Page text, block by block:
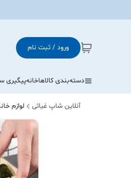
ورود / ثبت نام
دسته‌بندی کالاهاخانهپیگیری
آنلاین شاپ غیاثی لوازم